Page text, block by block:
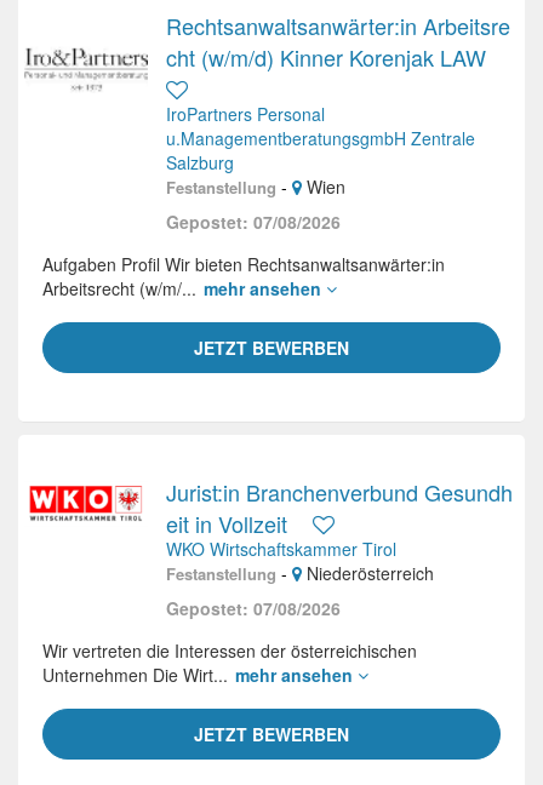
Rechtsanwaltsanwärter:in Arbeitsre
cht (w/m/d) Kinner Korenjak LAW
IroPartners Personal
u.ManagementberatungsgmbH Zentrale
Salzburg
Festanstellung -
Wien
Gepostet: 07/08/2026
JETZT BEWERBEN
Aufgaben Profil Wir bieten Rechtsanwaltsanwärter:in
Arbeitsrecht (w/m/... mehr ansehen
Jurist:in Branchenverbund Gesundh
eit in Vollzeit
WKO Wirtschaftskammer Tirol
Festanstellung -
Niederösterreich
Gepostet: 07/08/2026
JETZT BEWERBEN
Wir vertreten die Interessen der österreichischen
Unternehmen Die Wirt... mehr ansehen